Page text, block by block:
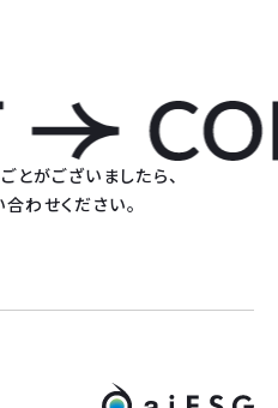
とがございましたら、
わせください。